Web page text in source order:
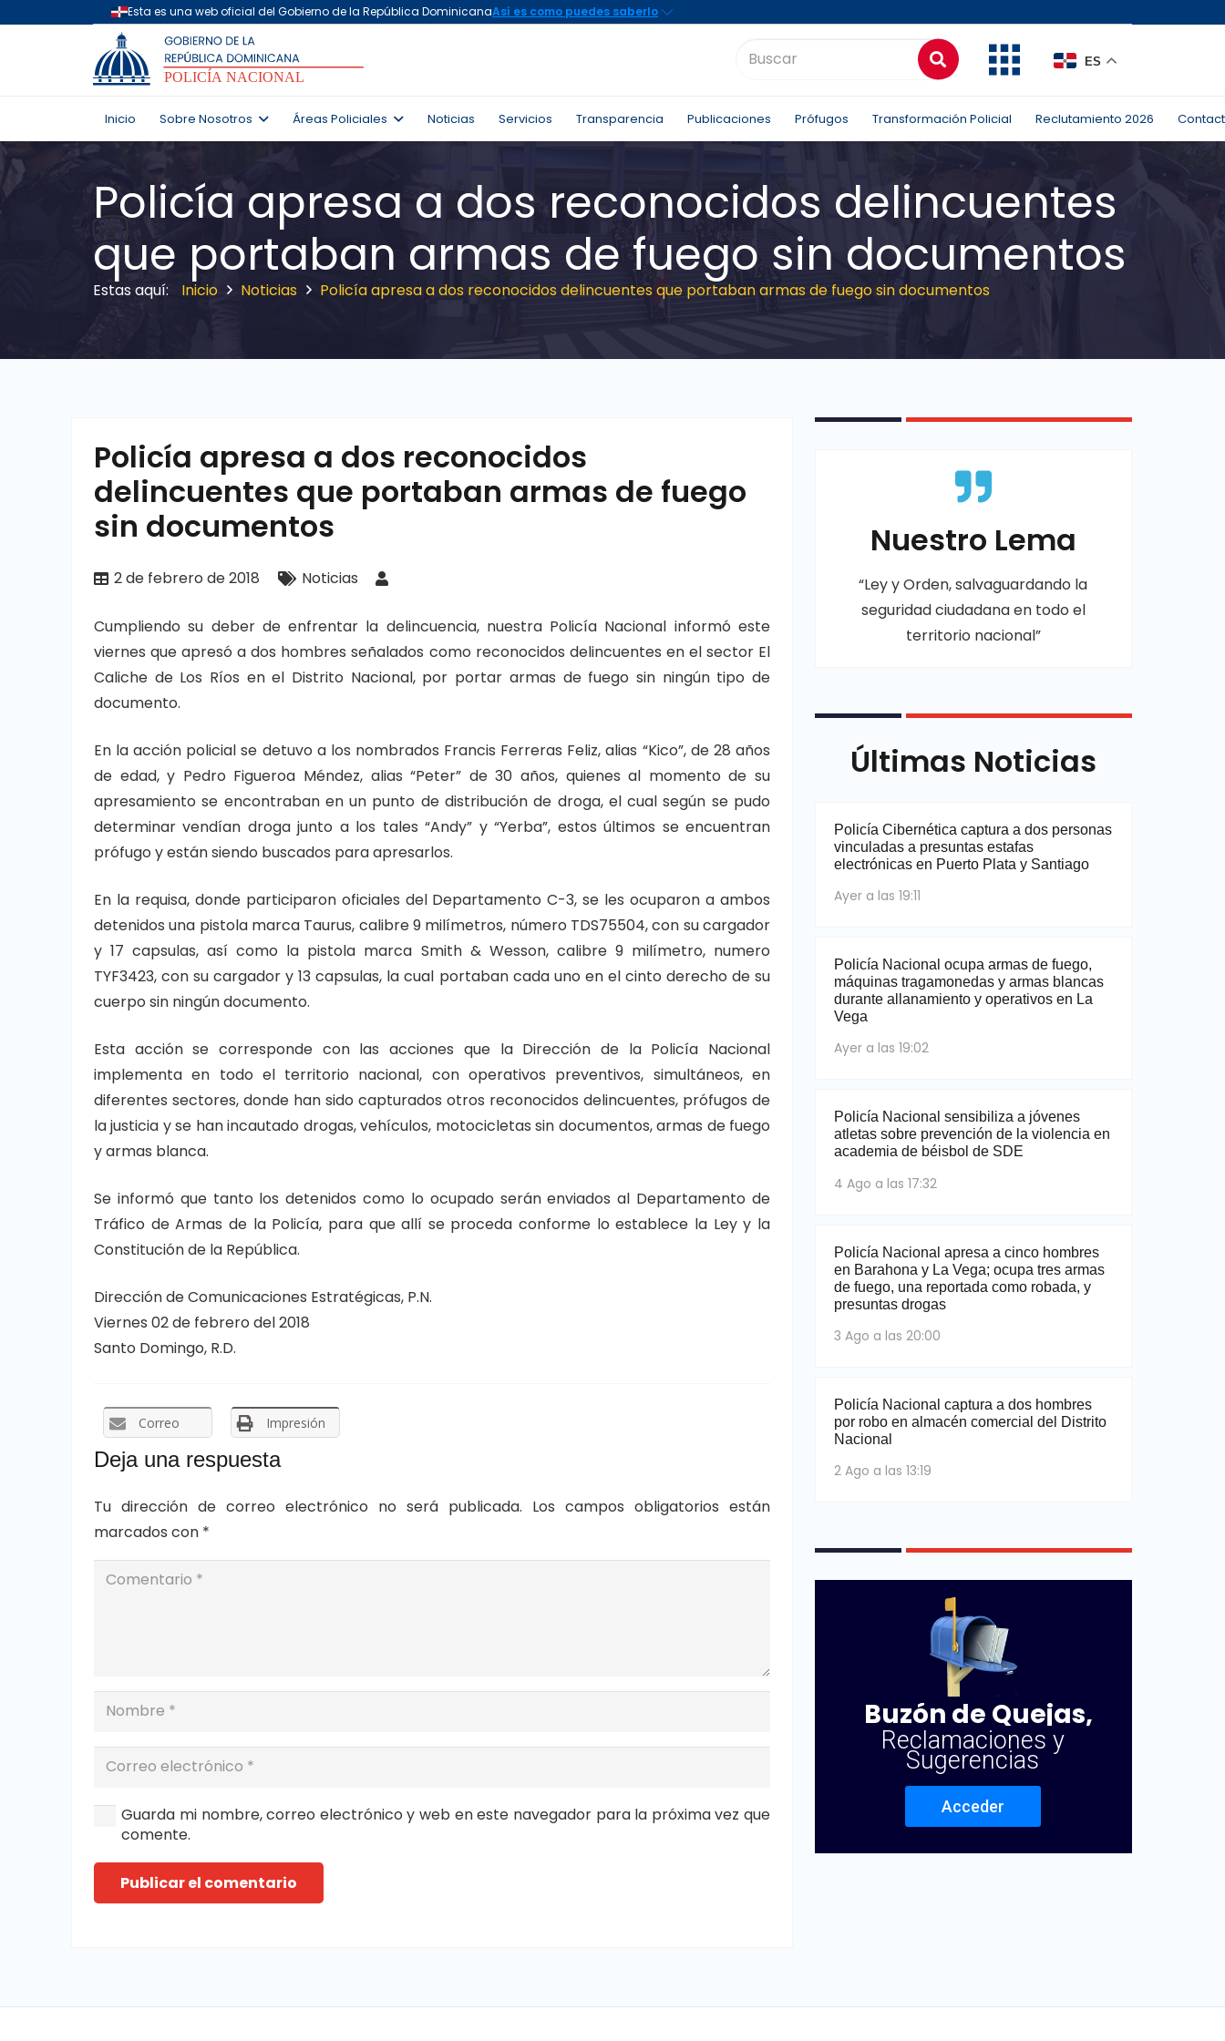
ES
Inicio Sobre Nosotros Áreas Policiales Noticias Servicios Transparencia Publicaciones Prófugos Transformación Policial Reclutamiento 2026
Policía apresa a dos reconocidos delincuentes
que portaban armas de fuego sin documentos
Inicio Noticias Policía apresa a dos reconocidos delincuentes que portaban armas de fuego sin documentos
Policía apresa a dos reconocidos
delincuentes que portaban armas de fuego
sin documentos
2 de febrero de 2018 Noticias
Cumpliendo su deber de enfrentar la delincuencia, nuestra Policía Nacional informó este
viernes que apresó a dos hombres señalados como reconocidos delincuentes en el sector El
Caliche de Los Ríos en el Distrito Nacional, por portar armas de fuego sin ningún tipo de
documento.
En la acción policial se detuvo a los nombrados Francis Ferreras Feliz, alias “Kico”, de 28 años
de edad, y Pedro Figueroa Méndez, alias “Peter” de 30 años, quienes al momento de su
apresamiento se encontraban en un punto de distribución de droga, el cual según se pudo
determinar vendían droga junto a los tales “Andy” y “Yerba”, estos últimos se encuentran
prófugo y están siendo buscados para apresarlos.
En la requisa, donde participaron oficiales del Departamento C-3, se les ocuparon a ambos
detenidos una pistola marca Taurus, calibre 9 milímetros, número TDS75504, con su cargador
y 17 capsulas, así como la pistola marca Smith & Wesson, calibre 9 milímetro, numero
TYF3423, con su cargador y 13 capsulas, la cual portaban cada uno en el cinto derecho de su
cuerpo sin ningún documento.
Esta acción se corresponde con las acciones que la Dirección de la Policía Nacional
implementa en todo el territorio nacional, con operativos preventivos, simultáneos, en
diferentes sectores, donde han sido capturados otros reconocidos delincuentes, prófugos de
la justicia y se han incautado drogas, vehículos, motocicletas sin documentos, armas de fuego
y armas blanca.
Se informó que tanto los detenidos como lo ocupado serán enviados al Departamento de
Tráfico de Armas de la Policía, para que allí se proceda conforme lo establece la Ley y la
Constitución de la República.
Dirección de Comunicaciones Estratégicas, P.N.
Viernes 02 de febrero del 2018
Santo Domingo, R.D.
Correo Impresión
Deja una respuesta
Tu dirección de correo electrónico no será publicada. Los campos obligatorios están
marcados con *
Guarda mi nombre, correo electrónico y web en este navegador para la próxima vez que
comente.
Publicar el comentario
Nuestro Lema
“Ley y Orden, salvaguardando la
seguridad ciudadana en todo el
territorio nacional”
Últimas Noticias
Policía Cibernética captura a dos personas
vinculadas a presuntas estafas
electrónicas en Puerto Plata y Santiago
Ayer a las 19:11
Policía Nacional ocupa armas de fuego,
máquinas tragamonedas y armas blancas
durante allanamiento y operativos en La
Vega
Ayer a las 19:02
Policía Nacional sensibiliza a jóvenes
atletas sobre prevención de la violencia en
academia de béisbol de SDE
4 Ago a las 17:32
Policía Nacional apresa a cinco hombres
en Barahona y La Vega; ocupa tres armas
de fuego, una reportada como robada, y
presuntas drogas
3 Ago a las 20:00
Policía Nacional captura a dos hombres
por robo en almacén comercial del Distrito
Nacional
2 Ago a las 13:19
Buzón de Quejas,
Reclamaciones y
Sugerencias
Acceder